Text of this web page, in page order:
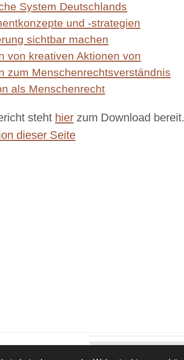
System Deutschlands
und -strategien
sichtbar machen
von kreativen Aktionen von
zum Menschenrechtsverständnis
als Menschenrecht
steht hier zum Download bereit.
dieser Seite